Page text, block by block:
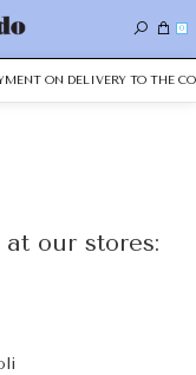
0
ON DELIVERY TO THE
our stores: